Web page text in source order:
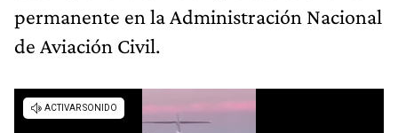
permanente en la Administración Nacional
de Aviación Civil.